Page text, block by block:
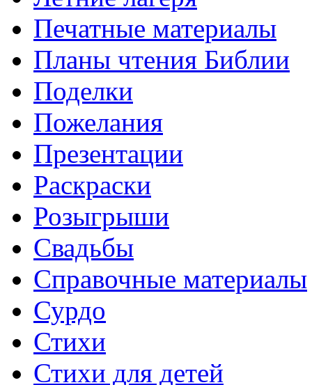
Печатные материалы
Планы чтения Библии
Поделки
Пожелания
Презентации
Раскраски
Розыгрыши
Свадьбы
Справочные материалы
Сурдо
Стихи
Стихи для детей